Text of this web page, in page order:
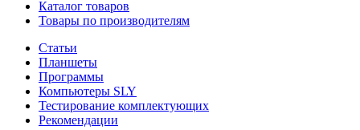
Каталог товаров
Товары по производителям
Статьи
Планшеты
Программы
Компьютеры SLY
Тестирование комплектующих
Рекомендации